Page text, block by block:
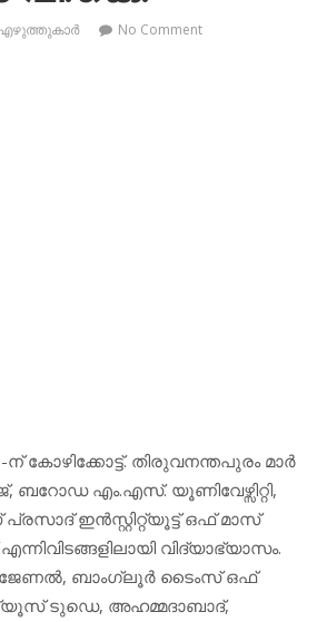
No Comment
ന് കോഴിക്കോട്ട്. തിരുവനന്തപുരം മാര്‍
എം.എസ്. യൂണിവേഴ്സിറ്റി,
ഇന്‍സ്റ്റിറ്റ്യൂട്ട് ഒഫ് മാസ്
വിദ്യാഭ്യാസം.
ബാംഗ്ലൂര്‍ ടൈംസ് ഒഫ്
ടുഡെ, അഹമ്മദാബാദ്,